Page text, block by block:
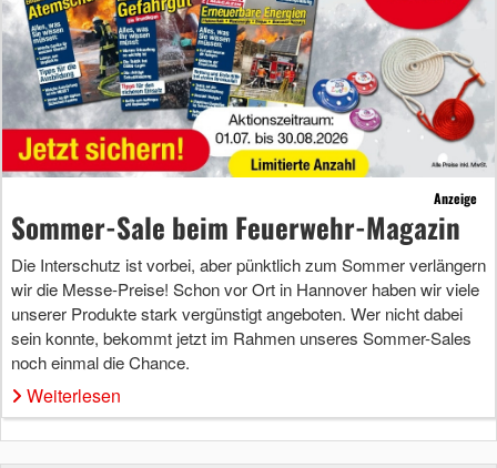
Anzeige
Sommer-Sale beim Feuerwehr-Magazin
Die Interschutz ist vorbei, aber pünktlich zum Sommer verlängern
wir die Messe-Preise! Schon vor Ort in Hannover haben wir viele
unserer Produkte stark vergünstigt angeboten. Wer nicht dabei
sein konnte, bekommt jetzt im Rahmen unseres Sommer-Sales
noch einmal die Chance.
Weiterlesen